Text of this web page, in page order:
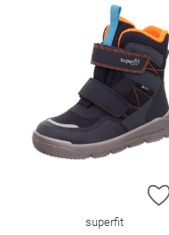
superfit